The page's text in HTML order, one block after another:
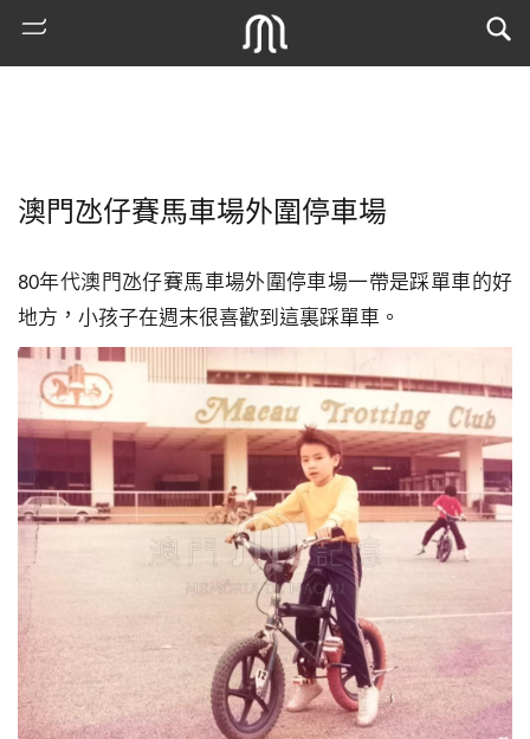
搜
古
地
媽
閣
寺
廟
澳門氹仔賽馬車場外圍停車場
80年代澳門氹仔賽馬車場外圍停車場一帶是踩單車的好
地方，小孩子在週末很喜歡到這裏踩單車。